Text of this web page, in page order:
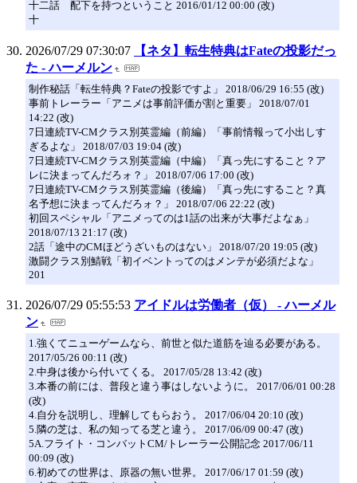
十二話 配下を持つということ 2016/01/12 00:00 (改)
十
2026/07/29 07:30:07
【ネタ】転生特典はFateの投影だっ
た - ハーメルン
制作秘話「転生特典？Fateの投影ですよ」 2018/06/29 16:55 (改)
事前トレーラー「アニメは事前評価が割と重要」 2018/07/01
14:22 (改)
7日連続TV-CMクラス別英霊編（前編）「事前情報って小出しす
ぎるよな」 2018/07/03 19:04 (改)
7日連続TV-CMクラス別英霊編（中編）「真っ先にすること？ア
レに決まってんだろォ？」 2018/07/06 17:00 (改)
7日連続TV-CMクラス別英霊編（後編）「真っ先にすること？真
名予想に決まってんだろォ？」 2018/07/06 22:22 (改)
初回スペシャル「アニメってのは1話の出来が大事だよなぁ」
2018/07/13 21:17 (改)
2話「途中のCMほどうざいものはない」 2018/07/20 19:05 (改)
激闘クラス別鯖戦「初イベントってのはメンテが必須だよな」
201
2026/07/29 05:55:53 アイドルは労働者（仮） - ハーメル
ン
1.強くてニューゲームなら、前世と似た道筋を辿る必要がある。
2017/05/26 00:11 (改)
2.中身は後から付いてくる。 2017/05/28 13:42 (改)
3.本番の前には、普段と違う事はしないように。 2017/06/01 00:28
(改)
4.自分を説明し、理解してもらおう。 2017/06/04 20:10 (改)
5.隣の芝は、私の知ってる芝と違う。 2017/06/09 00:47 (改)
5A.フライト・コンバットCM/トレーラー公開記念 2017/06/11
00:09 (改)
6.初めての世界は、原器の無い世界。 2017/06/17 01:59 (改)